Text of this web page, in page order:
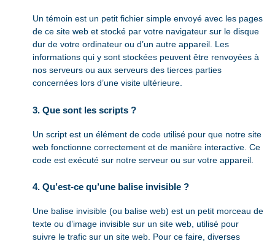
Un témoin est un petit fichier simple envoyé avec les pages
de ce site web et stocké par votre navigateur sur le disque
dur de votre ordinateur ou d’un autre appareil. Les
informations qui y sont stockées peuvent être renvoyées à
nos serveurs ou aux serveurs des tierces parties
concernées lors d’une visite ultérieure.
3. Que sont les scripts ?
Un script est un élément de code utilisé pour que notre site
web fonctionne correctement et de manière interactive. Ce
code est exécuté sur notre serveur ou sur votre appareil.
4. Qu’est-ce qu’une balise invisible ?
Une balise invisible (ou balise web) est un petit morceau de
texte ou d’image invisible sur un site web, utilisé pour
suivre le trafic sur un site web. Pour ce faire, diverses